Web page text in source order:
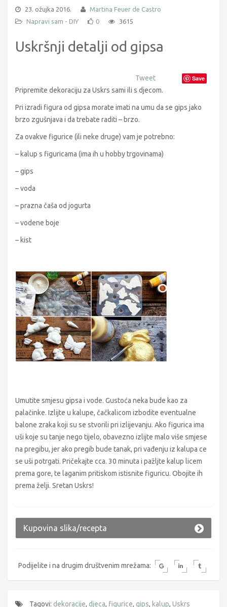
23. ožujka 2016.
Martina Feuer de Castro
Napravi sam - DIY
0 3615
Uskršnji detalji od gipsa
Tweet Save
Pripremite dekoraciju za Uskrs sami ili s djecom.
Pri izradi figura od gipsa morate imati na umu da se gips jako
brzo zgušnjava i da trebate raditi – brzo.
Za ovakve figurice (ili neke druge) vam je potrebno:
– kalup s figuricama (ima ih u hobby trgovinama)
– gips
– voda
– prazna čaša od jogurta
– vodene boje
– kist
Umutite smjesu gipsa i vode. Gustoća neka bude kao za
palačinke. Izlijte u kalupe, čačkalicom izbodite eventualne
balone zraka koji su se stvorili pri izlijevanju. Ako figurica ima
uši koje su tanje nego tijelo, obavezno izlijte malo više smjese
na pregibu, jer ako pregib bude tanak, pri vađenju iz kalupa ce
se uši potrgati. Pričekajte cca. 30 minuta i pažljte kalup licem
prema gore, te laganim pritiskom istisnite figuricu. Obojite ih
prema želji. Sretan Uskrs!
Kupovina slika/recepta
Podijelite i na drugim društvenim mrežama:
Tagovi: dekoracije, djeca, figurice, gips, kalup, Uskrs